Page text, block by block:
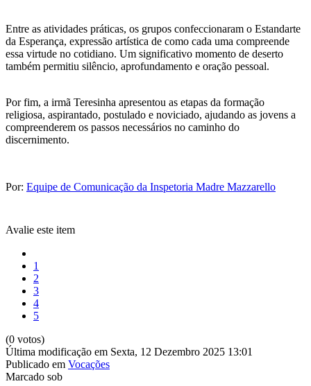
Entre as atividades práticas, os grupos confeccionaram o Estandarte
da Esperança, expressão artística de como cada uma compreende
essa virtude no cotidiano. Um significativo momento de deserto
também permitiu silêncio, aprofundamento e oração pessoal.
Por fim, a irmã Teresinha apresentou as etapas da formação
religiosa, aspirantado, postulado e noviciado, ajudando as jovens a
compreenderem os passos necessários no caminho do
discernimento.
Por: Equipe de Comunicação da Inspetoria Madre Mazzarello
Avalie este item
1
2
3
4
5
(0 votos)
Última modificação em Sexta, 12 Dezembro 2025 13:01
Publicado em Vocações
Marcado sob